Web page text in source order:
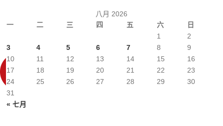
八月 2026
一
二 三 四 五 六 日
« 七月
1
2
3
4 5 6 7 8
9
10
11 12 13 14 15
16
17
18 19 20 21 22
23
24
25 26 27 28 29
30
31